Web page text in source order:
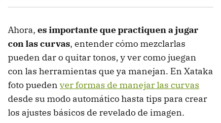
Ahora, es importante que practiquen a jugar
con las curvas, entender cómo mezclarlas
pueden dar o quitar tonos, y ver como juegan
con las herramientas que ya manejan. En Xataka
foto pueden ver formas de manejar las curvas
desde su modo automático hasta tips para crear
los ajustes básicos de revelado de imagen.